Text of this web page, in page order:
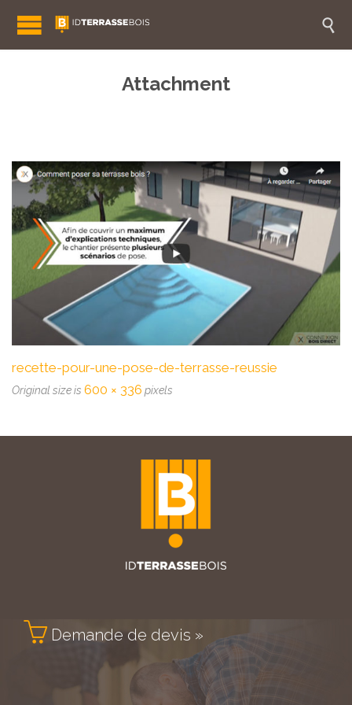

Attachment
recette-pour-une-pose-de-terrasse-reussie
Original size is 600 × 336 pixels
 Demande de devis »